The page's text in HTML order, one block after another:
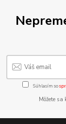
Súhlasím so
Môžete